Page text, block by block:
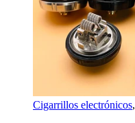
Cigarrillos electrónicos,